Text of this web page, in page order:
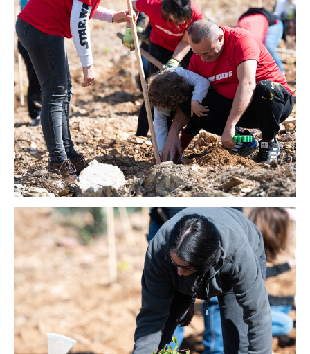
NEGÓCIO
SOBRE A RODI
SUSTENTABILIDADE
PESSOAS
MEDIA